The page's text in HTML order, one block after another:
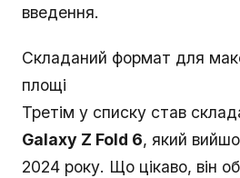
введення.
Складаний формат для
площі
Третім у списку став
Galaxy Z Fold 6, який
2024 року. Що цікаво, він